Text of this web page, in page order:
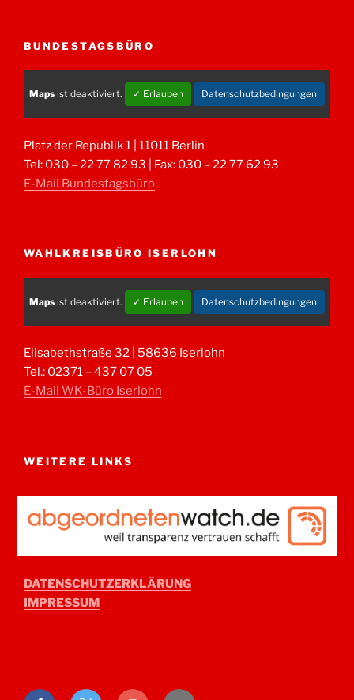
BUNDESTAGSBÜRO
Maps ist deaktiviert. ✓ Erlauben Datenschutzbedingungen
Platz der Republik 1 | 11011 Berlin
Tel: 030 – 22 77 82 93 | Fax: 030 – 22 77 62 93
E-Mail Bundestagsbüro
WAHLKREISBÜRO ISERLOHN
Maps ist deaktiviert. ✓ Erlauben Datenschutzbedingungen
Elisabethstraße 32 | 58636 Iserlohn
Tel.: 02371 – 437 07 05
E-Mail WK-Büro Iserlohn
WEITERE LINKS
DATENSCHUTZERKLÄRUNG
IMPRESSUM